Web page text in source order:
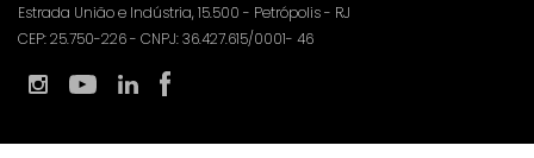
Estrada União e Indústria, 15.500 - Petrópolis - RJ
CEP: 25.750-226 - CNPJ: 36.427.615/0001- 46